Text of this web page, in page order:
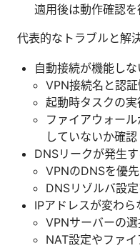
適用後は動作確認を
代表的なトラブルと解
自動接続が機能し
VPN接続名と認
起動時タスクの
ファイアウォー
していないか確認
DNSリークが発生
VPNのDNSを優
DNSリゾルバ設
IPアドレスが変わ
VPNサーバーの
NAT設定やファ